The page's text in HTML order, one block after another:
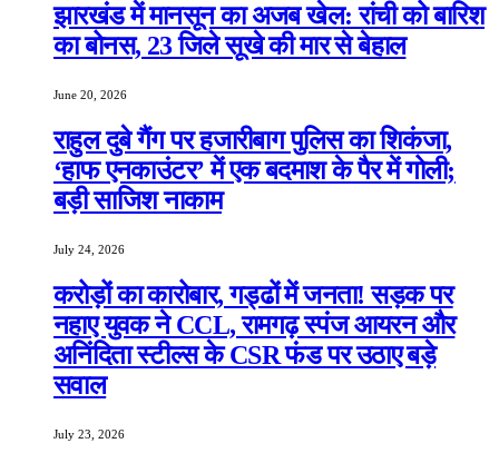
झारखंड में मानसून का अजब खेल: रांची को बारिश
का बोनस, 23 जिले सूखे की मार से बेहाल
June 20, 2026
राहुल दुबे गैंग पर हजारीबाग पुलिस का शिकंजा,
‘हाफ एनकाउंटर’ में एक बदमाश के पैर में गोली;
बड़ी साजिश नाकाम
July 24, 2026
करोड़ों का कारोबार, गड्ढों में जनता! सड़क पर
नहाए युवक ने CCL, रामगढ़ स्पंज आयरन और
अनिंदिता स्टील्स के CSR फंड पर उठाए बड़े
सवाल
July 23, 2026